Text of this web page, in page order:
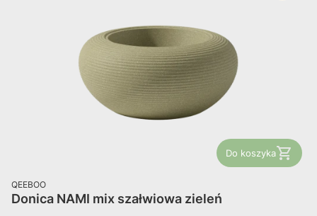
Do koszyka
PRODUCENT
QEEBOO
Donica NAMI mix szałwiowa zieleń